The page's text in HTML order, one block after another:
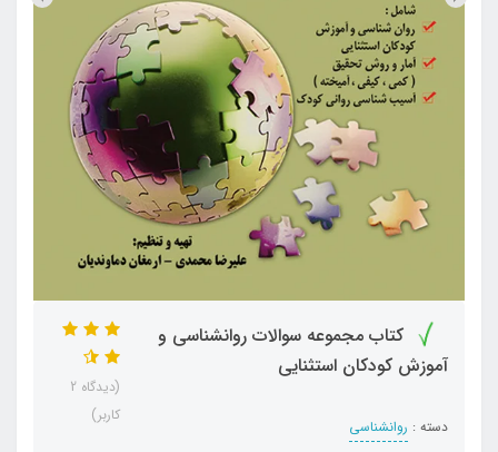
کتاب مجموعه سوالات روانشناسی و
آموزش کودکان استثنایی
دسته : روانشناسی
(دیدگاه 2
کاربر)